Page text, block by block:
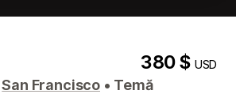
380 $USD
San Francisco • Temă